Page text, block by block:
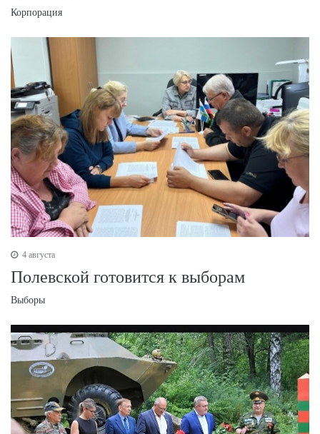
Корпорация
4 августа
Полевской готовится к выборам
Выборы